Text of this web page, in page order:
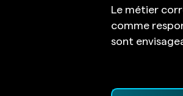
Le métier
comme
sont